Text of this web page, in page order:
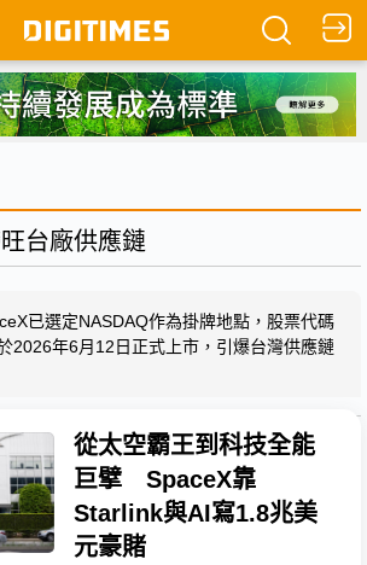
台廠供應鏈
已選定NASDAQ作為掛牌地點，股票代碼
2026年6月12日正式上市，引爆台灣供應鏈
從太空霸王到科技全能
巨擘 SpaceX靠
Starlink與AI寫1.8兆美
元豪賭